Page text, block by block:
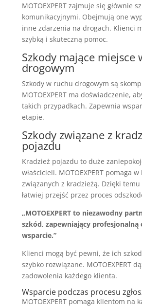
MOTOEXPERT zajmuje się głównie
komunikacyjnymi. Obejmują one
inne zdarzenia na drogach. Klienci
szybką i skuteczną pomoc.
Szkody mające miejsce
drogowym
Szkody w ruchu drogowym są
MOTOEXPERT ma doświadczenie,
takich przypadkach. Zapewnia
etapie.
Szkody związane z
pojazdu
Kradzież pojazdu to duże
właścicieli. MOTOEXPERT pomaga
związanych z kradzieżą. Dzięki
łatwiej przejść przez proces
„MOTOEXPERT to niezawodny
szkód, zapewniający profesjonalną
wsparcie.”
Klienci mogą być pewni, że ich
szybko rozwiązane. MOTOEXPERT
zadowolenia każdego klienta.
Wsparcie podczas procesu
MOTOEXPERT pomaga klientom na